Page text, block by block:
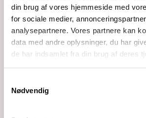
din brug af vores hjemmeside med
for sociale medier,
analysepartnere. Vores partnere kan
data med andre oplysninger, du har
de har indsamlet fra din brug af deres
Nødvendig